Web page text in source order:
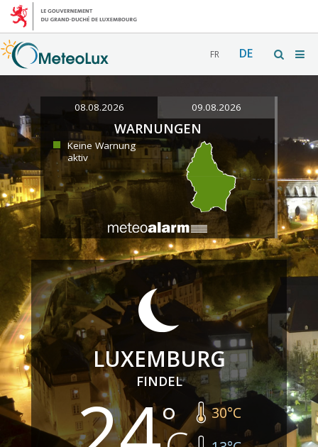
FR DE
08.08.2026 09.08.2026
WARNUNGEN
Keine Warnung
aktiv
LUXEMBURG
FINDEL
30°C